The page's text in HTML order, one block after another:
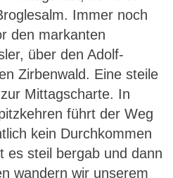
Immer noch
den markanten
über den Adolf-
Zirbenwald. Eine steile
Mittagscharte. In
führt der Weg
kein Durchkommen
es steil bergab und dann
wandern wir unserem